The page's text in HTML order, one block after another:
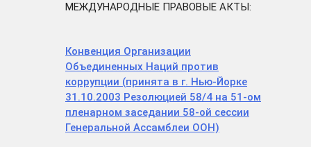
МЕЖДУНАРОДНЫЕ ПРАВОВЫЕ АКТЫ:
Конвенция Организации
Объединенных Наций против
коррупции (принята в г. Нью-Йорке
31.10.2003 Резолюцией 58/4 на 51-ом
пленарном заседании 58-ой сессии
Генеральной Ассамблеи ООН)